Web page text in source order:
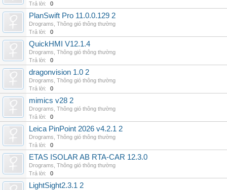
Trả lời:
0
PlanSwift Pro 11.0.0.129 2
Drograms Thông gió thông thường
Trả lời:
0
QuickHMI V12.1.4
Drograms Thông gió thông thường
Trả lời:
0
dragonvision 1.0 2
Drograms Thông gió thông thường
Trả lời:
0
mimics v28 2
Drograms Thông gió thông thường
Trả lời:
0
Leica PinPoint 2026 v4.2.1 2
Drograms Thông gió thông thường
Trả lời:
0
ETAS ISOLAR AB RTA-CAR 12.3.0
Drograms Thông gió thông thường
Trả lời:
0
LightSight2.3.1 2